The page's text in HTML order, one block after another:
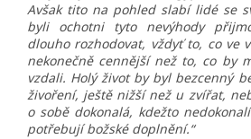
Avšak tito na pohled slabí lidé se
byli ochotni tyto nevýhody
dlouho rozhodovat, vždyť to, co ve
nekonečně cennější než to, co by
vzdali. Holý život by byl bezcenný
živoření, ještě nižší než u zvířat,
o sobě dokonalá, kdežto
potřebují božské doplnění.“